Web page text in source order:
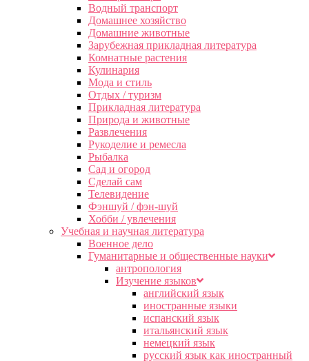
Водный транспорт
Домашнее хозяйство
Домашние животные
Зарубежная прикладная литература
Комнатные растения
Кулинария
Мода и стиль
Отдых / туризм
Прикладная литература
Природа и животные
Развлечения
Рукоделие и ремесла
Рыбалка
Сад и огород
Сделай сам
Телевидение
Фэншуй / фэн-шуй
Хобби / увлечения
Учебная и научная литература
Военное дело
Гуманитарные и общественные науки
антропология
Изучение языков
английский язык
иностранные языки
испанский язык
итальянский язык
немецкий язык
русский язык как иностранный